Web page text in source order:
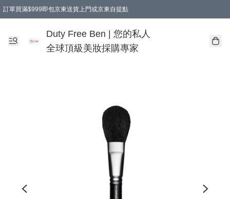
訂單買滿$999即包京東送貨上門或京東自提點
Duty Free Ben | 您的私人
全球頂級美妝採購專家